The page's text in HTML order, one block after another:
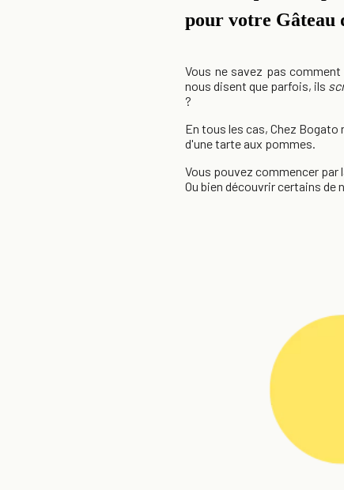
pour votre Gâteau
Vous ne savez pas
nous disent que parfois, ils
?
En tous les cas, Chez
d'une tarte aux pommes.
Vous pouvez commencer par
Ou bien découvrir certains de